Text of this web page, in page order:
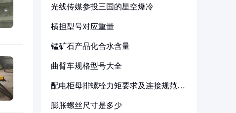
光线传媒参投三国的星空爆冷
横担型号对应重量
锰矿石产品化合水含量
曲臂车规格型号大全
配电柜母排螺栓力矩要求及连接规范详
膨胀螺丝尺寸是多少